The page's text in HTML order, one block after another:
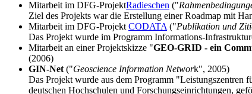
Mitarbeit im DFG-ProjektRadieschen ("
Ziel des Projekts war die Erstellung einer Roadmap mit
Mitarbeit im DFG-Projekt CODATA ("Publikation und
Das Projekt wurde im Programm Informations-
Mitarbeit an einer Projektskizze "GEO-GRID - ein
(2006)
GIN-Net ("Geoscience Information Network", 2005)
Das Projekt wurde aus dem Programm
deutschen Hochschulen und Forschungseinrichtungen,